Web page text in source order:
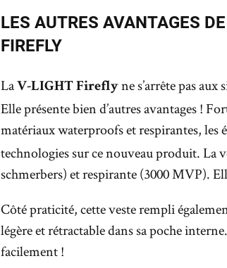
LES AUTRES AVANTAGES
FIREFLY
La V-LIGHT Firefly ne s’arrête pas
Elle présente bien d’autres avantages !
matériaux waterproofs et respirantes, les
technologies sur ce nouveau produit. La
schmerbers) et respirante (3000 MVP).
Côté praticité, cette veste rempli
légère et rétractable dans sa poche
facilement !